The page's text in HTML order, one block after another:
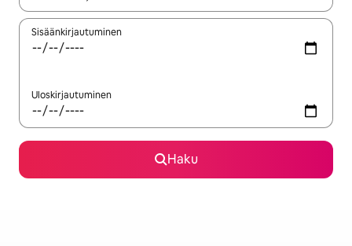
Sisäänkirjautuminen
Uloskirjautuminen
Haku